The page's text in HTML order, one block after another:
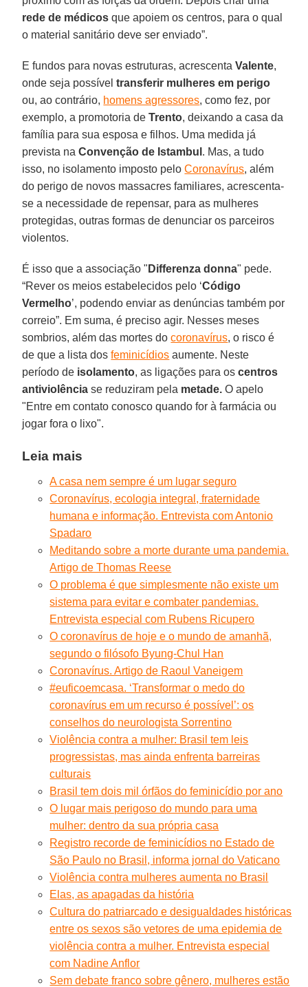
rede de médicos que apoiem os centros, para o qual
o material sanitário deve ser enviado”.
E fundos para novas estruturas, acrescentaValente,
onde seja possíveltransferir mulheres em perigo
ou, ao contrário, homens agressores, como fez, por
exemplo, a promotoria deTrento, deixando a casa da
família para sua esposa e filhos. Uma medida já
prevista naConvenção de Istambul . Mas, a tudo
isso, no isolamento imposto peloCoronavírus, além
do perigo de novos massacres familiares, acrescenta-
se a necessidade de repensar, para as mulheres
protegidas, outras formas de denunciar os parceiros
violentos.
É isso que a associação " Differenza donna" pede.
“Rever os meios estabelecidos pelo ‘Código
Vermelho’, podendo enviar as denúncias também por
correio”. Em suma, é preciso agir. Nesses meses
sombrios, além das mortes docoronavírus, o risco é
de que a lista dosfeminicídios aumente. Neste
período de isolamento, as ligações para oscentros
antiviolência se reduziram pela metade. O apelo
"Entre em contato conosco quando for à farmácia ou
jogar fora o lixo".
Leia mais
A casa nem sempre é um lugar seguro
Coronavírus, ecologia integral, fraternidade
humana e informação. Entrevista com Antonio
Spadaro
Meditando sobre a morte durante uma pandemia.
Artigo de Thomas Reese
O problema é que simplesmente não existe um
sistema para evitar e combater pandemias.
Entrevista especial com Rubens Ricupero
O coronavírus de hoje e o mundo de amanhã,
segundo o filósofo Byung-Chul Han
Coronavírus. Artigo de Raoul Vaneigem
#euficoemcasa. ‘Transformar o medo do
coronavírus em um recurso é possível’: os
conselhos do neurologista Sorrentino
Violência contra a mulher: Brasil tem leis
progressistas, mas ainda enfrenta barreiras
culturais
Brasil tem dois mil órfãos do feminicídio por ano
O lugar mais perigoso do mundo para uma
mulher: dentro da sua própria casa
Registro recorde de feminicídios no Estado de
São Paulo no Brasil, informa jornal do Vaticano
Violência contra mulheres aumenta no Brasil
Elas, as apagadas da história
Cultura do patriarcado e desigualdades históricas
entre os sexos são vetores de uma epidemia de
violência contra a mulher. Entrevista especial
com Nadine Anflor
Sem debate franco sobre gênero, mulheres estão